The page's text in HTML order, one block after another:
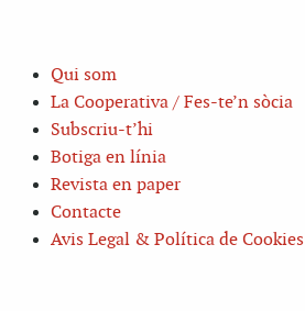
Qui som
La Cooperativa / Fes-te’n sòcia
Subscriu-t’hi
Botiga en línia
Revista en paper
Contacte
Avis Legal & Política de Cookies